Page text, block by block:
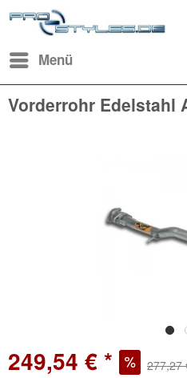
Menü
Vorderrohr Edelstahl
249,54 € * 277,27